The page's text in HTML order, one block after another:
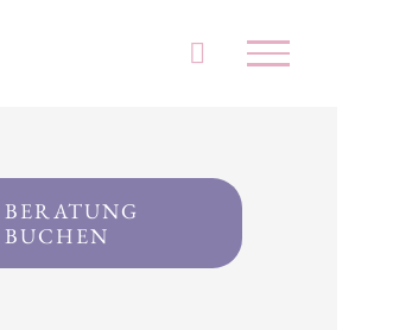
BERATUNG
BUCHEN